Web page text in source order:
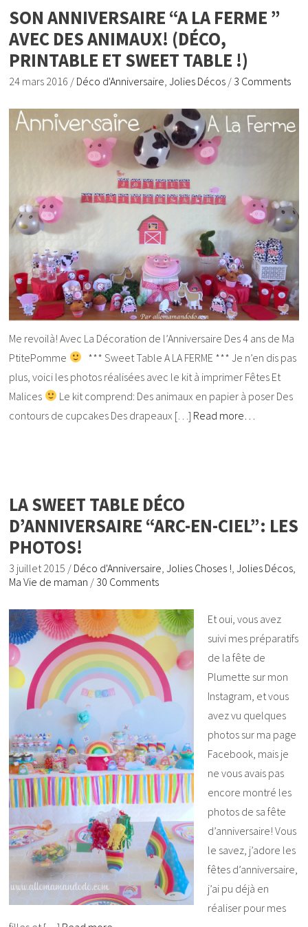
SON ANNIVERSAIRE “A LA FERME ”
AVEC DES ANIMAUX! (DÉCO,
PRINTABLE ET SWEET TABLE !)
24 mars 2016 / Déco d'Anniversaire,Jolies Décos / 3 Comments
Me revoilà! Avec La Décoration de l’Anniversaire Des 4 ans de Ma
PtitePomme
*** Sweet Table A LA FERME *** Je n’en dis pas
plus, voici les photos réalisées avec le kit à imprimer Fêtes Et
Malices
Le kit comprend: Des animaux en papier à poser Des
contours de cupcakes Des drapeaux […] Read more…
LA SWEET TABLE DÉCO
D’ANNIVERSAIRE “ARC-EN-CIEL”: LES
PHOTOS!
3 juillet 2015 / Déco d'Anniversaire ,Jolies Choses ! ,Jolies Décos
Ma Vie de maman / 30 Comments
Et oui, vous avez
suivi mes préparatifs
de la fête de
Plumette sur mon
Instagram, et vous
avez vu quelques
photos sur ma page
Facebook, mais je
ne vous avais pas
encore montré les
photos de sa fête
d’anniversaire! Vous
le savez, j’adore les
fêtes d’anniversaire,
j’ai pu déjà en
réaliser pour mes